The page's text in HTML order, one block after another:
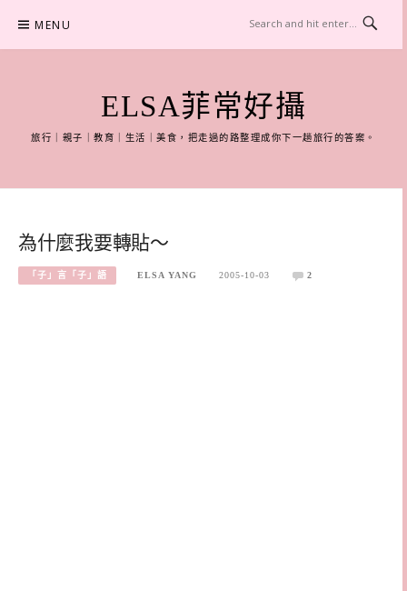
content
MENU
ELSA菲常好攝
旅行｜親子｜教育｜生活｜美食，把走過的路整理成你下一趟旅行的答案。
為什麼我要轉貼～
「子」言「子」語 ELSA YANG 2005-10-03 2